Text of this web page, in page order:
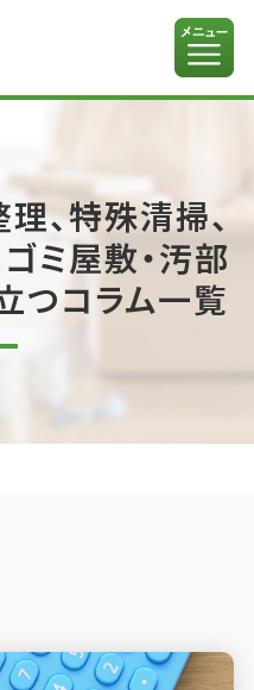
、特殊清掃、
ミ屋敷・汚部
つコラム一覧